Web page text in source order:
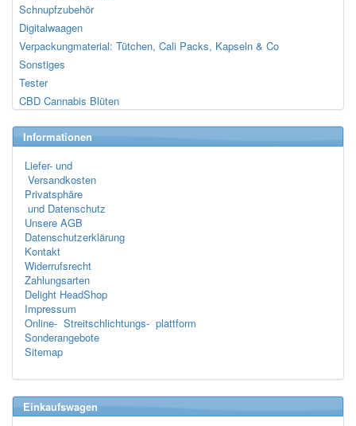
Schnupfzubehör
Digitalwaagen
Verpackungmaterial: Tütchen, Cali Packs, Kapseln & Co
Sonstiges
Tester
CBD Cannabis Blüten
Informationen
Liefer- und
Versandkosten
Privatsphäre
und Datenschutz
Unsere AGB
Datenschutzerklärung
Kontakt
Widerrufsrecht
Zahlungsarten
Delight HeadShop
Impressum
Online- Streitschlichtungs- plattform
Sonderangebote
Sitemap
Einkaufswagen